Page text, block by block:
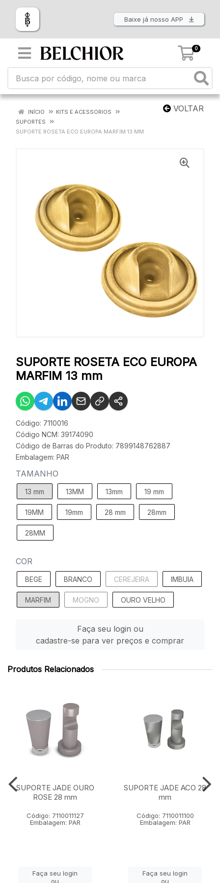
Baixe já nosso APP
0
VOLTAR
INÍCIO
KITS E ACESSORIOS
SUPORTES
SUPORTE ROSETA ECO EUROPA MARFIM 13 MM
SUPORTE ROSETA ECO EUROPA
MARFIM 13 mm
Código: 7110016
Código NCM: 39174090
Código de Barras do Produto: 7899148762887
Embalagem: PAR
TAMANHO
13 mm 13MM 13mm 19 mm
19MM 19mm 28 mm 28mm
28MM
COR
BEGE BRANCO CEREJEIRA IMBUIA
MARFIM MOGNO OURO VELHO
Faça seu login ou
cadastre-se para ver preços e comprar
Produtos Relacionados
SUPORTE JADE OURO
ROSE 28 mm
Código: 7110011127
Embalagem: PAR
Faça seu login
ou
SUPORTE JADE ACO 28
mm
Código: 7110011100
Embalagem: PAR
Faça seu login
ou